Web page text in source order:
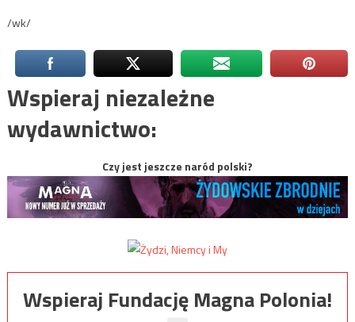
/wk/
Wspieraj niezależne
wydawnictwo:
Czy jest jeszcze naród polski?
Wspieraj Fundację Magna Polonia!